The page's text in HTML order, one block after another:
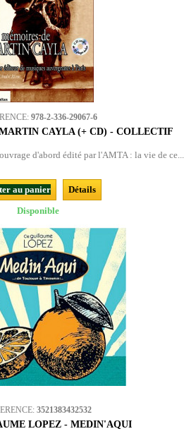
978-2-336-29067-6
CAYLA (+ CD) - COLLECTIF
d'abord édité par l'AMTA : la vie de ce...
au panier
Détails
Disponible
3521383432532
LOPEZ - MEDIN'AQUI